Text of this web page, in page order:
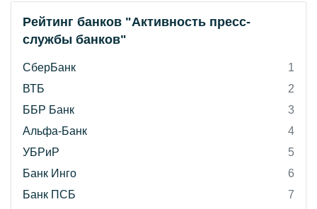
Рейтинг банков "Активность пресс-
службы банков"
СберБанк
1
ВТБ
2
ББР Банк
3
Альфа-Банк
4
УБРиР
5
Банк Инго
6
Банк ПСБ
7